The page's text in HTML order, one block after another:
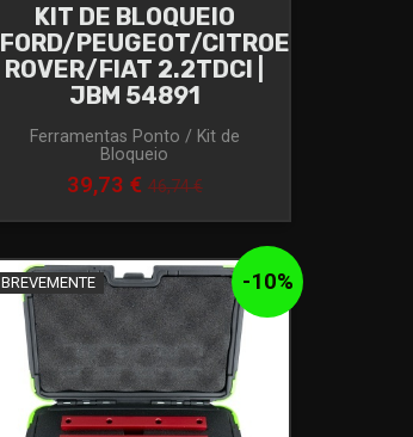
KIT DE BLOQUEIO
FORD/PEUGEOT/CITROEN/
ROVER/FIAT 2.2TDCI |
JBM 54891
Ferramentas Ponto / Kit de
Bloqueio
39,73 € 46,74 €
-10%
BREVEMENTE